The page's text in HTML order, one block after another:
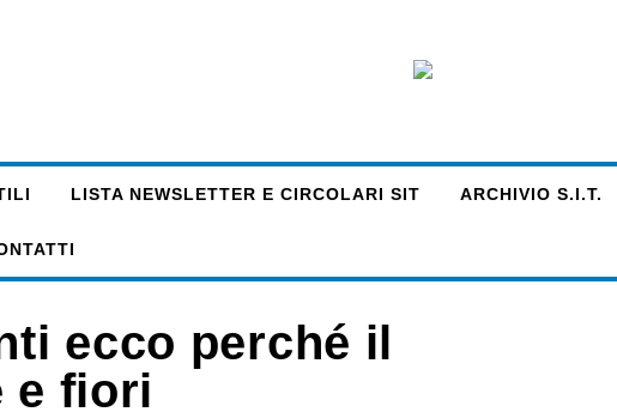
LISTA NEWSLETTER E CIRCOLARI SIT ARCHIVIO S.I.T.
ecco perché il
e fiori